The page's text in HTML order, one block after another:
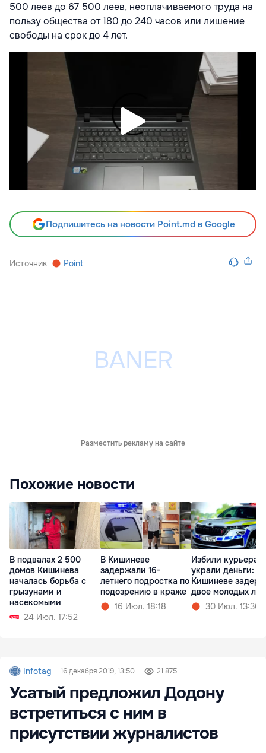
500 леев до 67 500 леев, неоплачиваемого труда на
пользу общества от 180 до 240 часов или лишение
свободы на срок до 4 лет.
Подпишитесь на новости Point.md в Google
Источник Point
Разместить рекламу на сайте
Похожие новости
В подвалах 2 500
домов Кишинева
началась борьба с
грызунами и
насекомыми
24 Июл. 17:52
В Кишиневе
задержали 16-
летнего подростка по
подозрению в краже
16 Июл. 18:18
Избили курьера и
украли деньги: в
Кишиневе
двое молодых
30 Июл. 13:30
Infotag 16 декабря 2019, 13:50 21 875
Усатый предложил Додону
встретиться с ним в
присутствии журналистов